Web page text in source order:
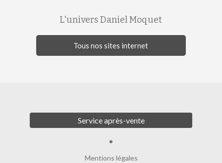
L'univers Daniel Moquet
Tous nos sites internet
Service après-vente
Mentions légales